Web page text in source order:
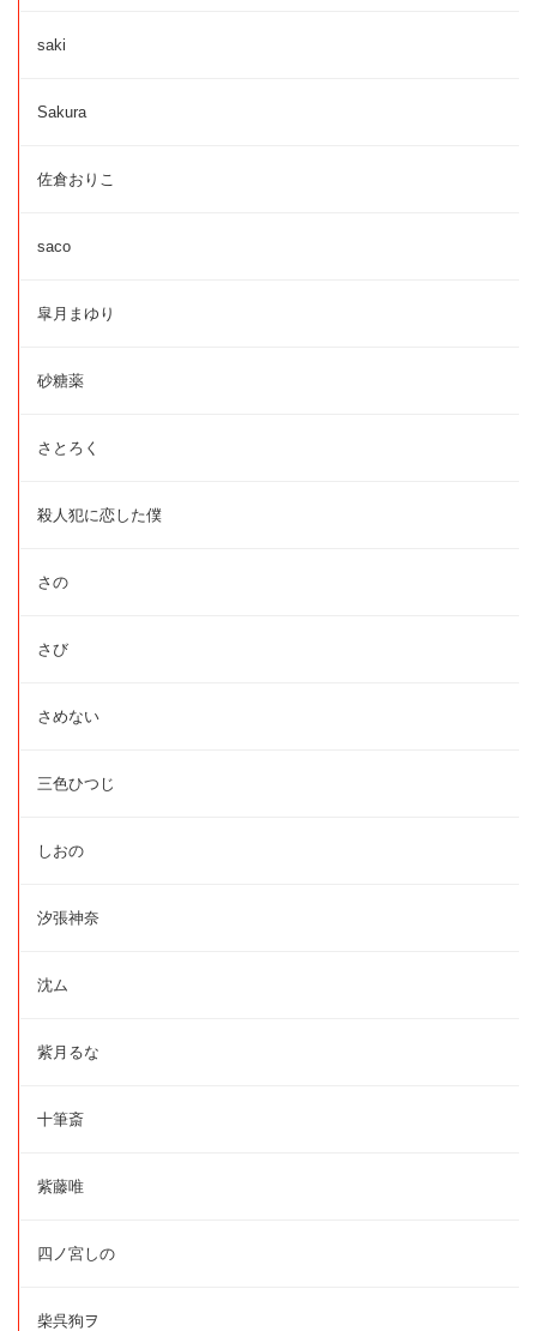
saki
Sakura
佐倉おりこ
saco
皐月まゆり
砂糖薬
さとろく
殺人犯に恋した僕
さの
さび
さめない
三色ひつじ
しおの
汐張神奈
沈ム
紫月るな
十筆斎
紫藤唯
四ノ宮しの
柴呉狗ヲ